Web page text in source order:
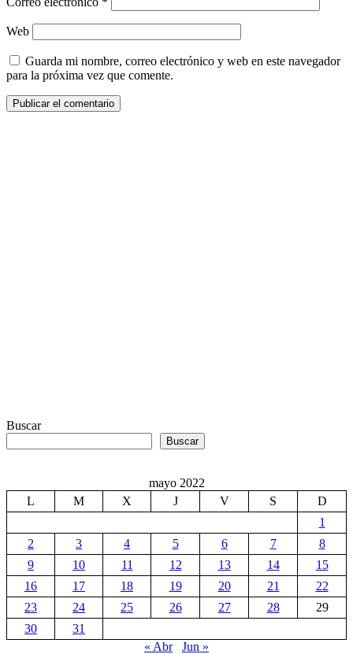
Web
Guarda mi nombre, correo electrónico y web en este navegador
para la próxima vez que comente.
Buscar
Buscar
mayo 2022
L
M X J V S
D
1
2
3 4 5 6 7
8
9
10 11 12 13 14
15
16
17 18 19 20 21
22
23
24 25 26 27 28
29
30
31
« Abr
Jun »